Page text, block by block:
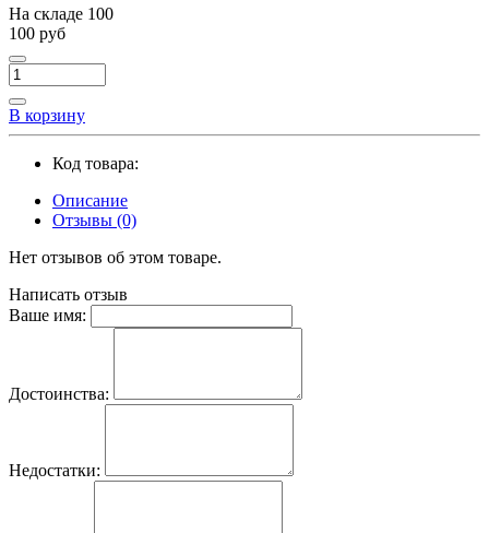
На складе 100
100 руб
В корзину
Код товара:
Описание
Отзывы (0)
Нет отзывов об этом товаре.
Написать отзыв
Ваше имя:
Достоинства:
Недостатки: